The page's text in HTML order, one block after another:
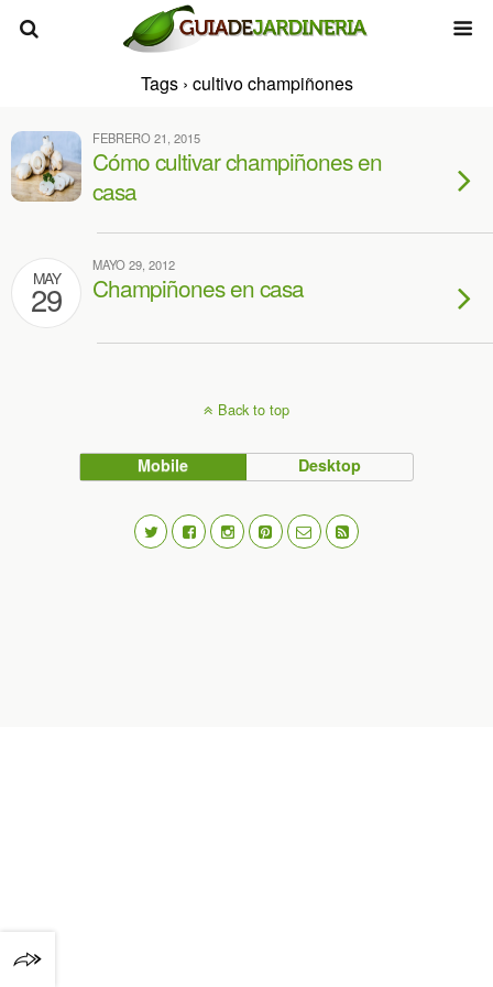
Tags › cultivo champiñones
FEBRERO 21, 2015
Cómo cultivar champiñones en
casa
MAY
29
MAYO 29, 2012
Champiñones en casa
Back to top
Mobile Desktop